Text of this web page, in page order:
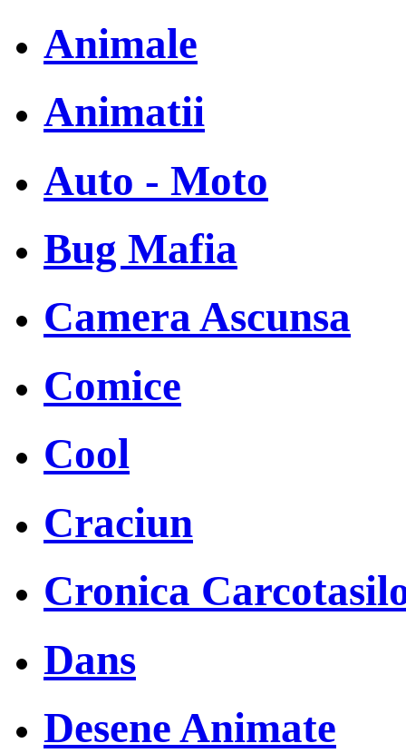
Animale
Animatii
Auto - Moto
Bug Mafia
Camera Ascunsa
Comice
Cool
Craciun
Cronica
Dans
Desene Animate